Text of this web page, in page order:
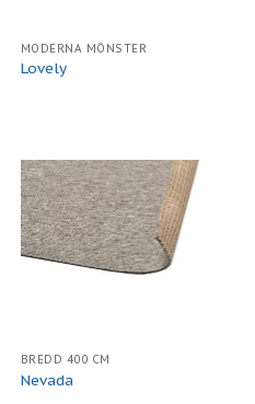
MODERNA MÖNSTER
Lovely
BREDD 400 CM
Nevada